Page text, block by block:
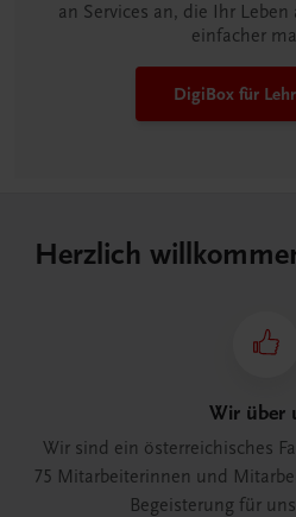
an Services an, die Ihr
einfacher
DigiBox für
Herzlich
Wir über
Wir sind ein österreichisches
75 Mitarbeiterinnen und
Begeisterung für